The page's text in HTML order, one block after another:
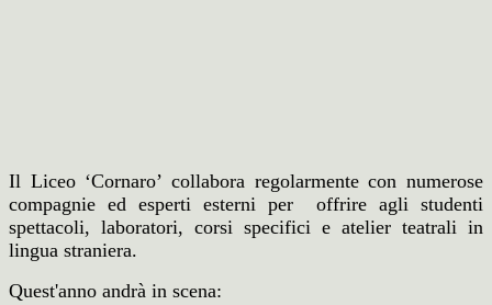
Il Liceo ‘Cornaro’ collabora regolarmente con numerose
compagnie ed esperti esterni per offrire agli studenti
spettacoli, laboratori, corsi specifici e atelier teatrali in
lingua straniera.
Quest'anno andrà in scena: